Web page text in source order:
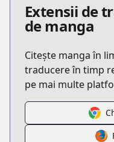
Extensii de
de manga
Citește manga în
traducere în timp
pe mai multe